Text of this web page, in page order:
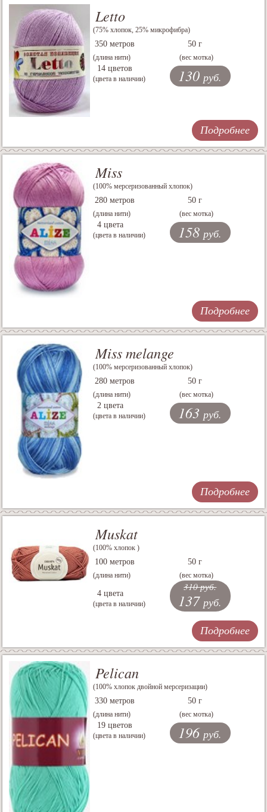
Letto
(75% хлопок, 25% микрофибра)
350 метров
(длина нити)
50 г
(вес мотка)
14 цветов
(цвета в наличии) 130 руб.
Подробнее
Miss
(100% мерсеризованный хлопок)
280 метров
(длина нити)
50 г
(вес мотка)
4 цвета
(цвета в наличии) 158 руб.
Подробнее
Miss melange
(100% мерсеризованный хлопок)
280 метров
(длина нити)
50 г
(вес мотка)
2 цвета
(цвета в наличии) 163 руб.
Подробнее
Muskat
(100% хлопок )
100 метров
(длина нити)
50 г
(вес мотка)
4 цвета
(цвета в наличии)
310 руб.
137 руб.
Подробнее
Pelican
(100% хлопок двойной мерсеризации)
330 метров
(длина нити)
50 г
(вес мотка)
19 цветов
(цвета в наличии) 196 руб.